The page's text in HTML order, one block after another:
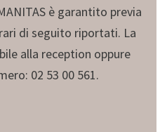
è garantito previa
di seguito riportati. La
alla reception oppure
02 53 00 561.